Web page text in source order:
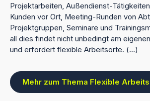
Projektarbeiten, Außendienst-
Kunden vor Ort, Meeting-Runden von
Projektgruppen, Seminare und
all dies findet nicht unbedingt am
und erfordert flexible Arbeitsorte. (...)
Mehr zum Thema Flexible